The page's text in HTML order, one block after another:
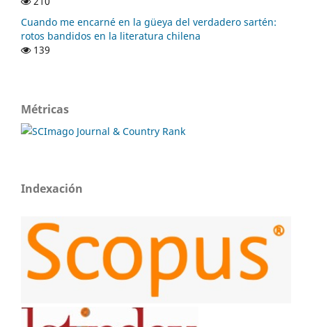
Cuando me encarné en la güeya del verdadero sartén:
rotos bandidos en la literatura chilena
139
Métricas
Indexación